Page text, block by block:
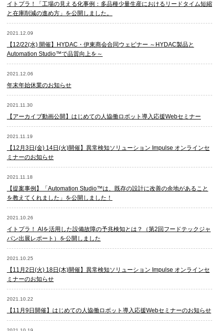
イトプラ！「工場の見える化事例：多品種少量生産におけるリードタイム短縮
と在庫削減の進め方」を公開しました。
2021.12.09
【12/22(水) 開催】HYDAC・伊東商会合同ウェビナー ～HYDAC製品と
Automation Studio™で品質向上を～
2021.12.06
年末年始休業のお知らせ
2021.11.30
【アーカイブ動画公開】はじめての人協働ロボット導入応援Webセミナー
2021.11.19
【12月3日(金) 14日(火)開催】異常検知ソリューション Impulse オンラインセ
ミナーのお知らせ
2021.11.18
【提案事例】「Automation Studio™は、既存の設計に改善の余地があること
を教えてくれました」を公開しました！
2021.10.26
イトプラ！ AIを活用した設備故障の予兆検知とは？（第2回フードテックジャ
パン出展レポート）を公開しました
2021.10.25
【11月2日(火) 18日(木)開催】異常検知ソリューション Impulse オンラインセ
ミナーのお知らせ
2021.10.22
【11月9日開催】はじめての人協働ロボット導入応援Webセミナーのお知らせ